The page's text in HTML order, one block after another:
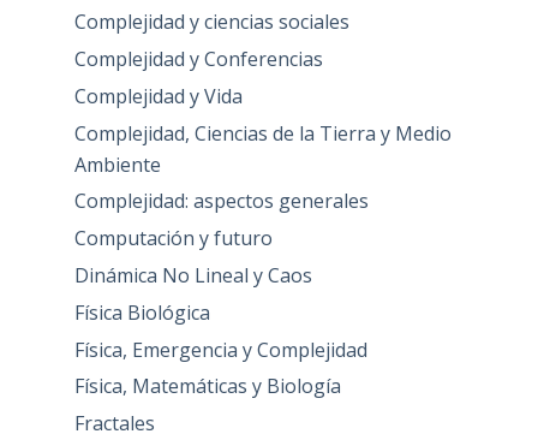
Complejidad y ciencias sociales
Complejidad y Conferencias
Complejidad y Vida
Complejidad, Ciencias de la Tierra y Medio
Ambiente
Complejidad: aspectos generales
Computación y futuro
Dinámica No Lineal y Caos
Física Biológica
Física, Emergencia y Complejidad
Física, Matemáticas y Biología
Fractales